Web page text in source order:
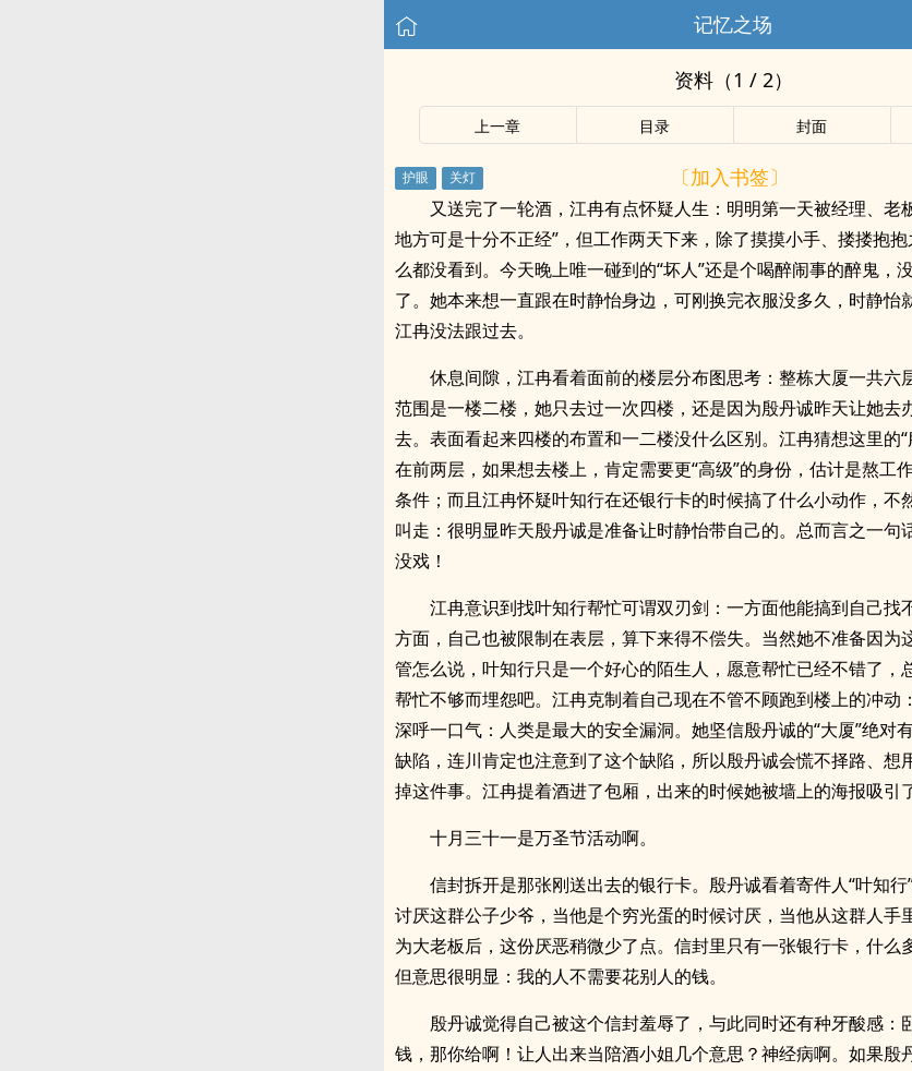
记忆之场
资料（1 / 2）
上一章 目录 封面
〔加入书签〕
又送完了一轮酒，江冉有点怀疑人生：明明第一天被经理、老
地方可是十分不正经”，但工作两天下来，除了摸摸小手、搂搂抱
么都没看到。今天晚上唯一碰到的“坏人”还是个喝醉闹事的醉鬼，
了。她本来想一直跟在时静怡身边，可刚换完衣服没多久，时静怡
江冉没法跟过去。
休息间隙，江冉看着面前的楼层分布图思考：整栋大厦一共六
范围是一楼二楼，她只去过一次四楼，还是因为殷丹诚昨天让她去
去。表面看起来四楼的布置和一二楼没什么区别。江冉猜想这里的
在前两层，如果想去楼上，肯定需要更“高级”的身份，估计是熬工
条件；而且江冉怀疑叶知行在还银行卡的时候搞了什么小动作，不
叫走：很明显昨天殷丹诚是准备让时静怡带自己的。总而言之一句
没戏！
江冉意识到找叶知行帮忙可谓双刃剑：一方面他能搞到自己找
方面，自己也被限制在表层，算下来得不偿失。当然她不准备因为
管怎么说，叶知行只是一个好心的陌生人，愿意帮忙已经不错了，
帮忙不够而埋怨吧。江冉克制着自己现在不管不顾跑到楼上的冲动
深呼一口气：人类是最大的安全漏洞。她坚信殷丹诚的“大厦”绝对
缺陷，连川肯定也注意到了这个缺陷，所以殷丹诚会慌不择路、想
掉这件事。江冉提着酒进了包厢，出来的时候她被墙上的海报吸引
十月三十一是万圣节活动啊。
信封拆开是那张刚送出去的银行卡。殷丹诚看着寄件人“叶知
讨厌这群公子少爷，当他是个穷光蛋的时候讨厌，当他从这群人手
为大老板后，这份厌恶稍微少了点。信封里只有一张银行卡，什么
但意思很明显：我的人不需要花别人的钱。
殷丹诚觉得自己被这个信封羞辱了，与此同时还有种牙酸感：
钱，那你给啊！让人出来当陪酒小姐几个意思？神经病啊。如果殷